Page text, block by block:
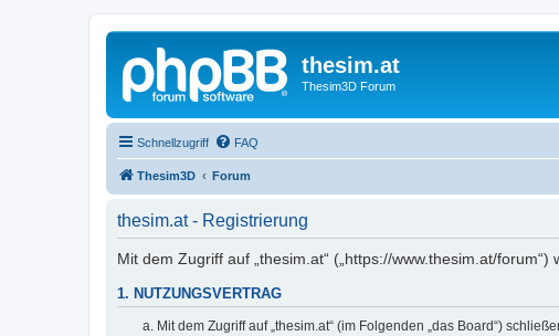
thesim.at
Thesim3D Forum
Schnellzugriff FAQ
Thesim3D Forum
thesim.at - Registrierung
Mit dem Zugriff auf „thesim.at“ („https://www.thesim.at/
1. NUTZUNGSVERTRAG
Mit dem Zugriff auf „thesim.at“ (im Folgenden „das Board“)